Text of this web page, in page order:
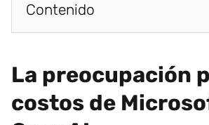
Contenido
La preocupación
costos de